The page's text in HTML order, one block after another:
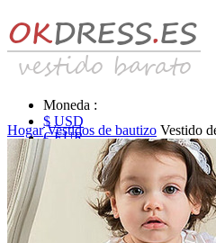
Moneda :
$ USD
€ EUR
£ GBP
₣ CHF
$ CAD
|Identificarse & Registrarse |Obtener
Hogar Vestidos de bautizo Vestido